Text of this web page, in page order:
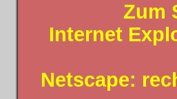
Zum
Internet
Netscape: